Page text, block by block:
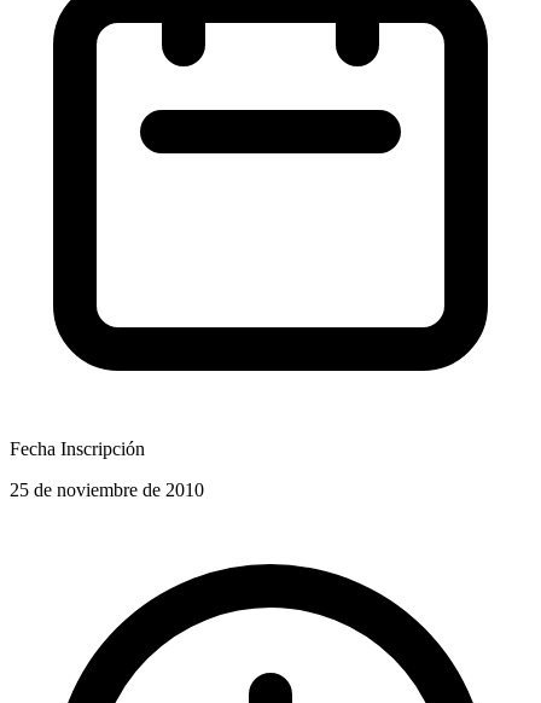
Fecha Inscripción
25 de noviembre de 2010